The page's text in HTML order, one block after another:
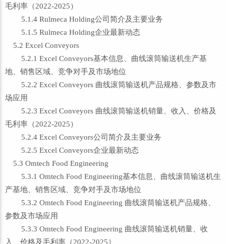
毛利率（2022-2025）
5.1.4 Rulmeca Holding公司简介及主要业务
5.1.5 Rulmeca Holding企业最新动态
5.2 Excel Conveyors
5.2.1 Excel Conveyors基本信息、曲线滚筒输送机生产基
地、销售区域、竞争对手及市场地位
5.2.2 Excel Conveyors 曲线滚筒输送机产品规格、参数及市
场应用
5.2.3 Excel Conveyors 曲线滚筒输送机销量、收入、价格及
毛利率（2022-2025）
5.2.4 Excel Conveyors公司简介及主要业务
5.2.5 Excel Conveyors企业最新动态
5.3 Omtech Food Engineering
5.3.1 Omtech Food Engineering基本信息、曲线滚筒输送机生
产基地、销售区域、竞争对手及市场地位
5.3.2 Omtech Food Engineering 曲线滚筒输送机产品规格、
参数及市场应用
5.3.3 Omtech Food Engineering 曲线滚筒输送机销量、收
入、价格及毛利率（2022-2025）